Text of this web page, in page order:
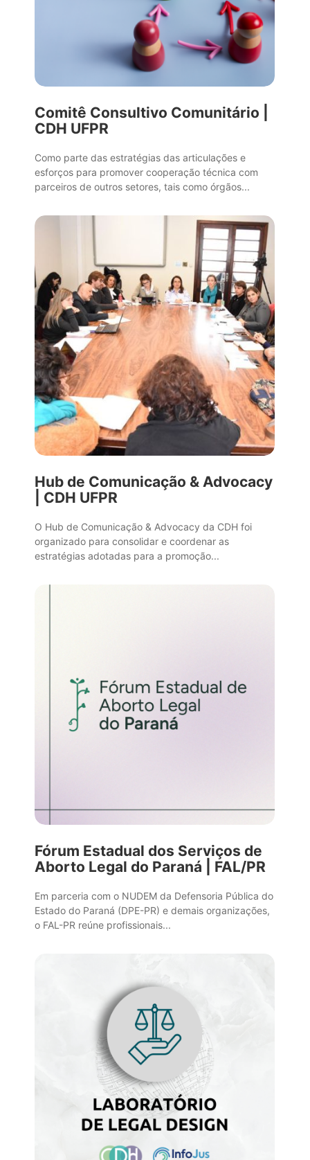
Comitê Consultivo Comunitário |
CDH UFPR
Como parte das estratégias das articulações e
esforços para promover cooperação técnica com
parceiros de outros setores, tais como órgãos...
Hub de Comunicação & Advocacy
| CDH UFPR
O Hub de Comunicação & Advocacy da CDH foi
organizado para consolidar e coordenar as
estratégias adotadas para a promoção...
Fórum Estadual dos Serviços de
Aborto Legal do Paraná | FAL/PR
Em parceria com o NUDEM da Defensoria Pública do
Estado do Paraná (DPE-PR) e demais organizações,
o FAL-PR reúne profissionais...